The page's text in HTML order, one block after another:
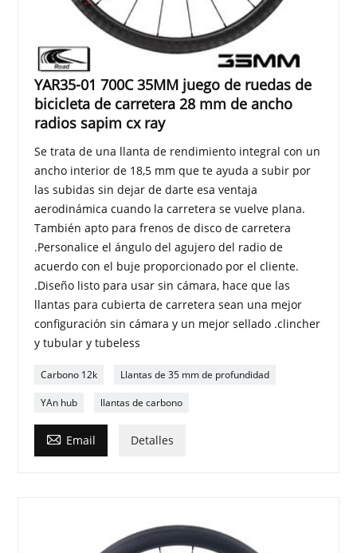
YAR35-01 700C 35MM juego de ruedas de
bicicleta de carretera 28 mm de ancho
radios sapim cx ray
Se trata de una llanta de rendimiento integral con un
ancho interior de 18,5 mm que te ayuda a subir por
las subidas sin dejar de darte esa ventaja
aerodinámica cuando la carretera se vuelve plana.
También apto para frenos de disco de carretera
.Personalice el ángulo del agujero del radio de
acuerdo con el buje proporcionado por el cliente.
.Diseño listo para usar sin cámara, hace que las
llantas para cubierta de carretera sean una mejor
configuración sin cámara y un mejor sellado .clincher
y tubular y tubeless
Carbono 12k Llantas de 35 mm de profundidad
YAn hub llantas de carbono
 Email Detalles